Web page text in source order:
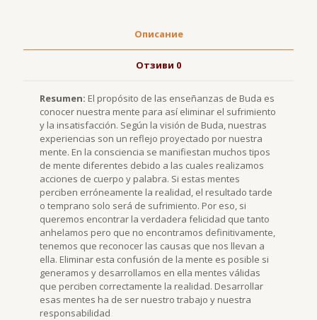
Описание
Отзиви 0
Resumen: El propósito de las enseñanzas de Buda es
conocer nuestra mente para así eliminar el sufrimiento
y la insatisfacción. Según la visión de Buda, nuestras
experiencias son un reflejo proyectado por nuestra
mente. En la consciencia se manifiestan muchos tipos
de mente diferentes debido a las cuales realizamos
acciones de cuerpo y palabra. Si estas mentes
perciben erróneamente la realidad, el resultado tarde
o temprano solo será de sufrimiento. Por eso, si
queremos encontrar la verdadera felicidad que tanto
anhelamos pero que no encontramos definitivamente,
tenemos que reconocer las causas que nos llevan a
ella. Eliminar esta confusión de la mente es posible si
generamos y desarrollamos en ella mentes válidas
que perciben correctamente la realidad. Desarrollar
esas mentes ha de ser nuestro trabajo y nuestra
responsabilidad